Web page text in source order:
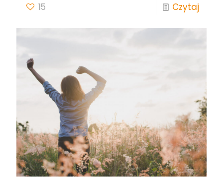
15 Czytaj